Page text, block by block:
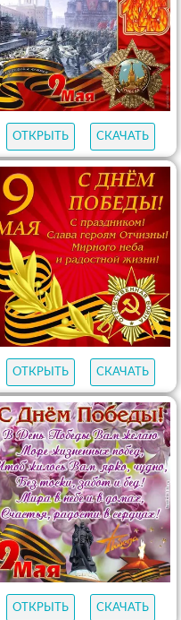
ОТКРЫТЬ СКАЧАТЬ
ОТКРЫТЬ СКАЧАТЬ
ОТКРЫТЬ СКАЧАТЬ